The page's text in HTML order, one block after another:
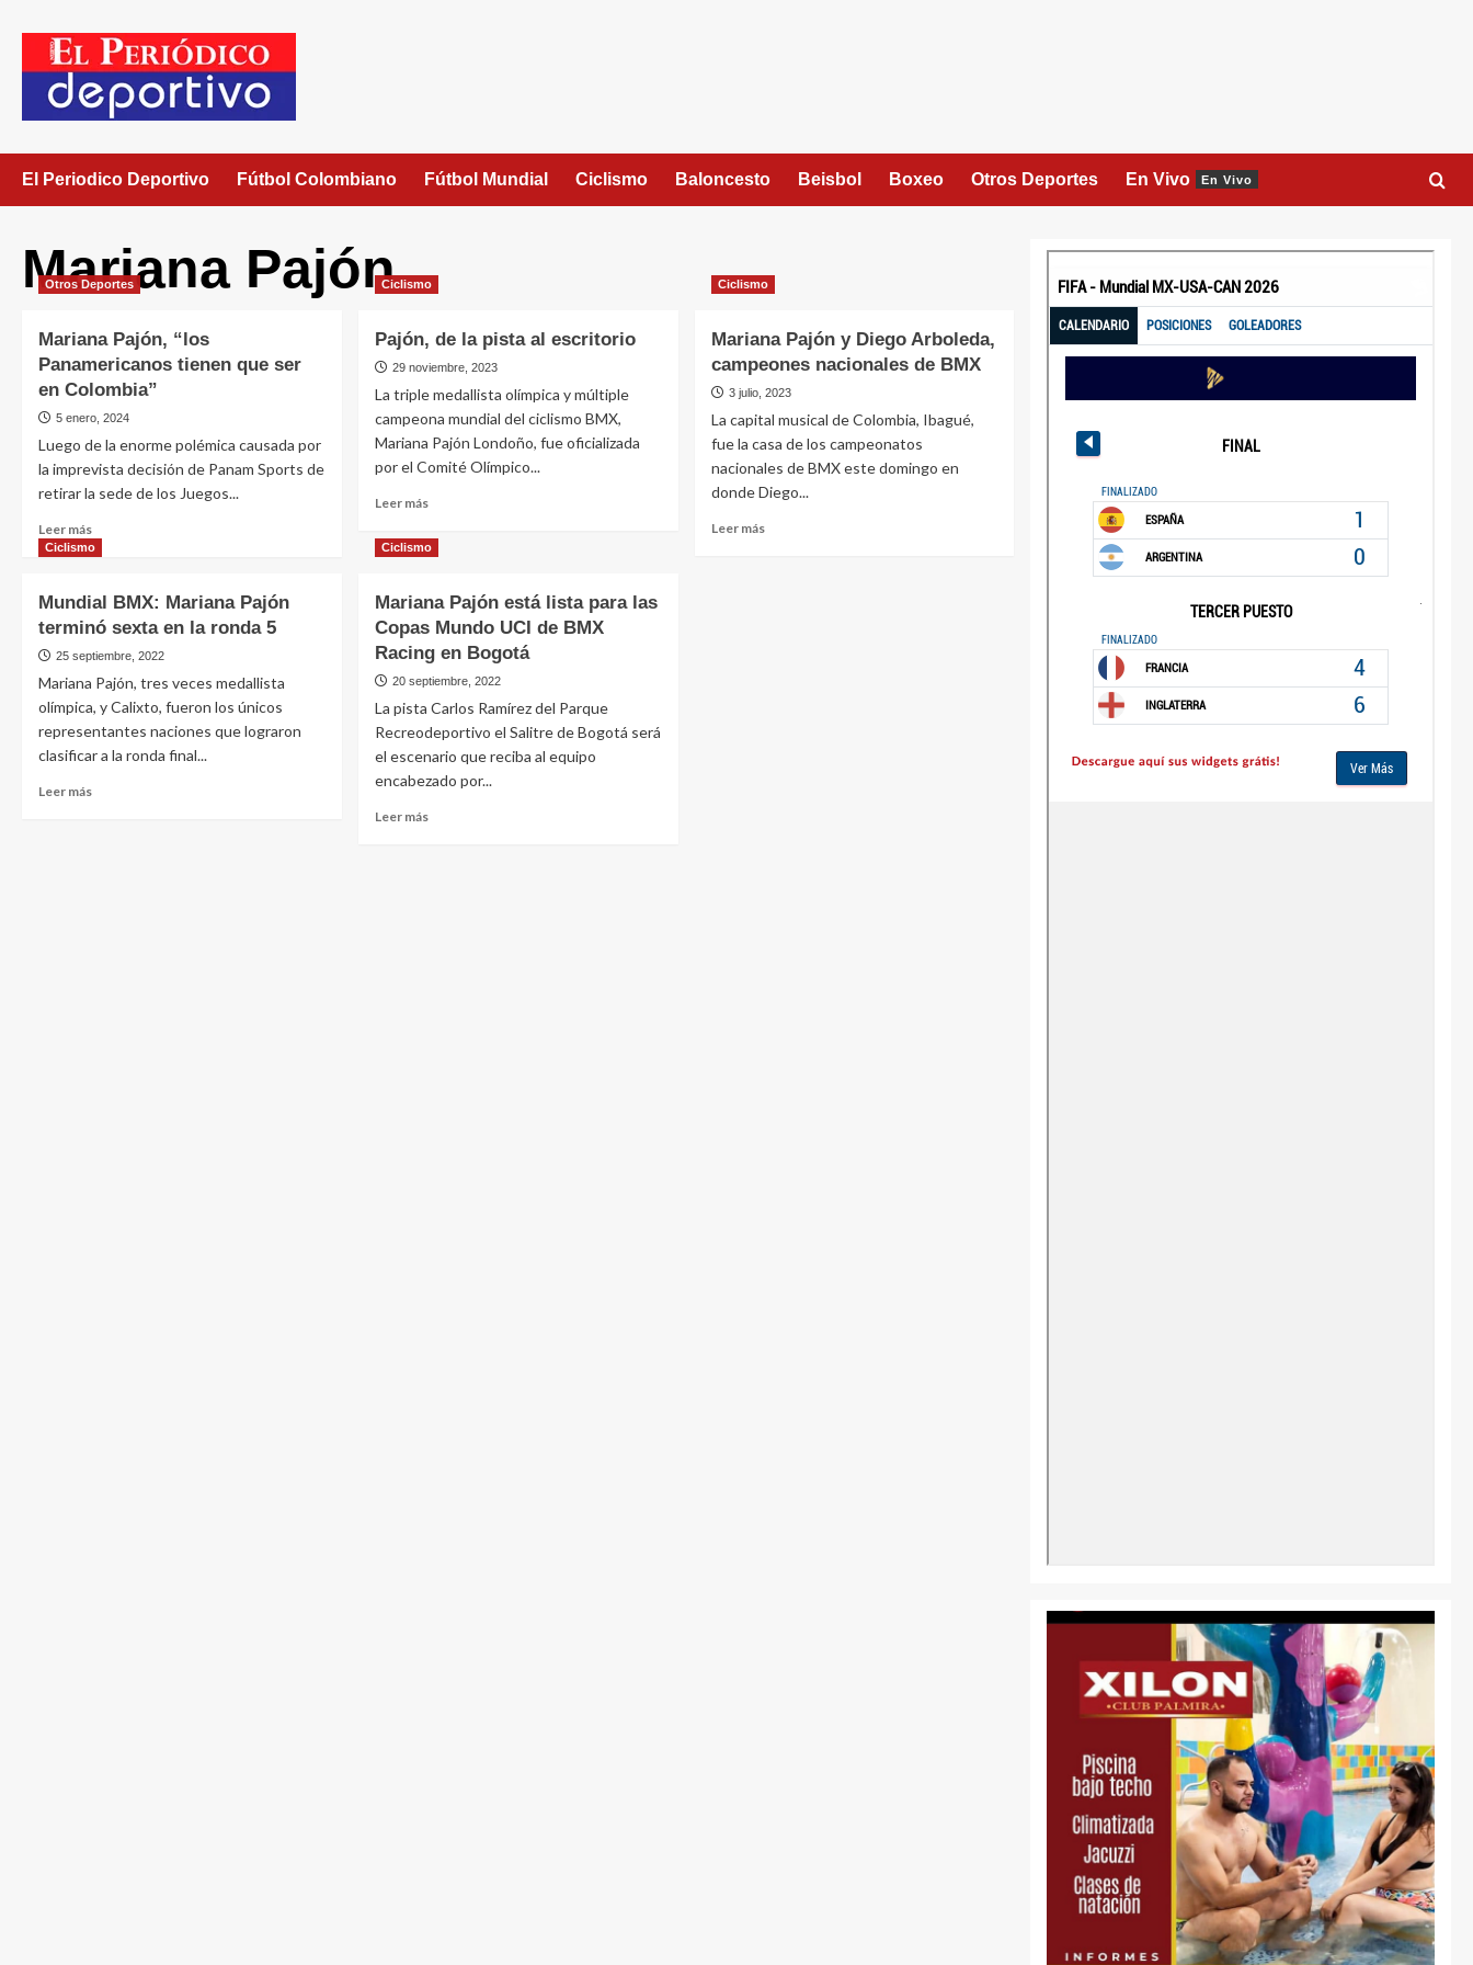
El Periodico Deportivo Fútbol Colombiano Fútbol Mundial Ciclismo Baloncesto Beisbol Boxeo Otros Deportes En Vivo En Vivo
Mariana Pajón
Otros Deportes
Mariana Pajón, “los
Panamericanos tienen que ser
en Colombia”
5 enero, 2024
Luego de la enorme polémica causada por
la imprevista decisión de Panam Sports de
retirar la sede de los Juegos...
Leer más
Ciclismo
Pajón, de la pista al escritorio
29 noviembre, 2023
La triple medallista olímpica y múltiple
campeona mundial del ciclismo BMX,
Mariana Pajón Londoño, fue oficializada
por el Comité Olímpico...
Leer más
Ciclismo
Mariana Pajón y Diego Arboleda,
campeones nacionales de BMX
3 julio, 2023
La capital musical de Colombia, Ibagué,
fue la casa de los campeonatos
nacionales de BMX este domingo en
donde Diego...
Leer más
Ciclismo
Mundial BMX: Mariana Pajón
terminó sexta en la ronda 5
25 septiembre, 2022
Mariana Pajón, tres veces medallista
olímpica, y Calixto, fueron los únicos
representantes naciones que lograron
clasificar a la ronda final...
Leer más
Ciclismo
Mariana Pajón está lista para las
Copas Mundo UCI de BMX
Racing en Bogotá
20 septiembre, 2022
La pista Carlos Ramírez del Parque
Recreodeportivo el Salitre de Bogotá será
el escenario que reciba al equipo
encabezado por...
Leer más